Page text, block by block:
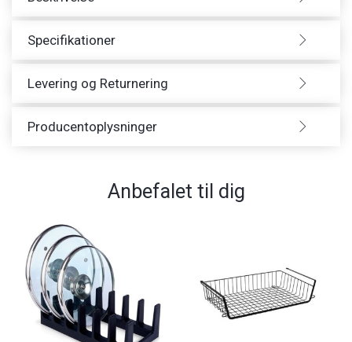
Specifikationer
Levering og Returnering
Producentoplysninger
Anbefalet til dig